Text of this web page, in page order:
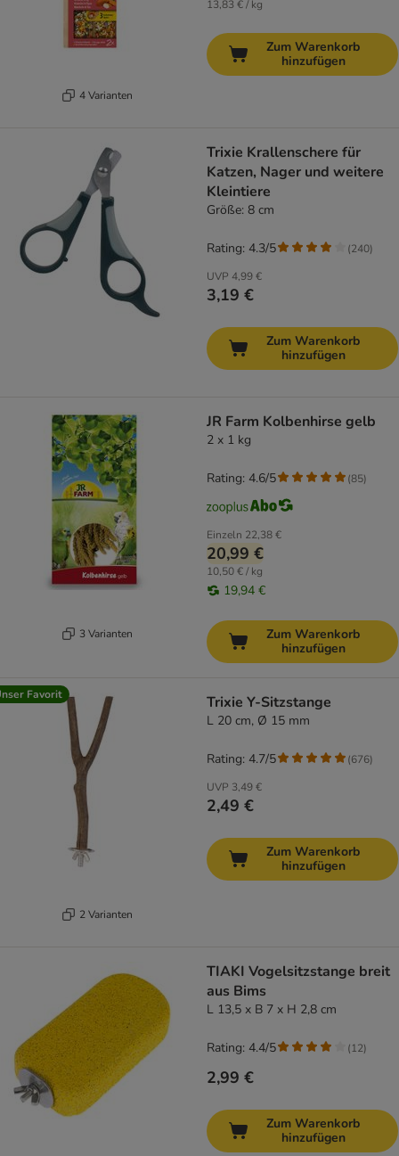
4 Varianten
13,83 € / kg
Zum Warenkorb
hinzufügen
Trixie Krallenschere für
Katzen, Nager und weitere
Kleintiere
Größe: 8 cm
UVP 4,99 €
3,19 €
Rating: 4.3/5 (240)
Zum Warenkorb
hinzufügen
3 Varianten
JR Farm Kolbenhirse gelb
2 x 1 kg
Einzeln 22,38 €
20,99 €
10,50 € / kg
19,94 €
Rating: 4.6/5 (85)
Zum Warenkorb
hinzufügen
Favorit
2 Varianten
Trixie Y-Sitzstange
L 20 cm, Ø 15 mm
UVP 3,49 €
2,49 €
Rating: 4.7/5 (676)
Zum Warenkorb
hinzufügen
TIAKI Vogelsitzstange breit
aus Bims
L 13,5 x B 7 x H 2,8 cm
2,99 €
Rating: 4.4/5 (12)
Zum Warenkorb
hinzufügen